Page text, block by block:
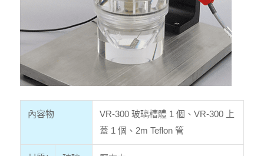
內容物
VR-300 玻璃槽體 1 個、VR-300 上
蓋 1 個、2m Teflon 管